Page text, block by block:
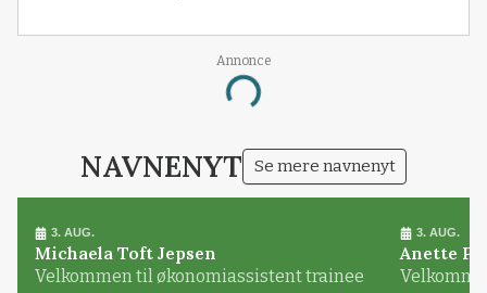
Annonce
Loading...
NAVNENYT Se mere navnenyt
3. AUG.
Michaela Toft Jepsen
Velkommen til økonomiassistent trainee
3. AUG.
Anette